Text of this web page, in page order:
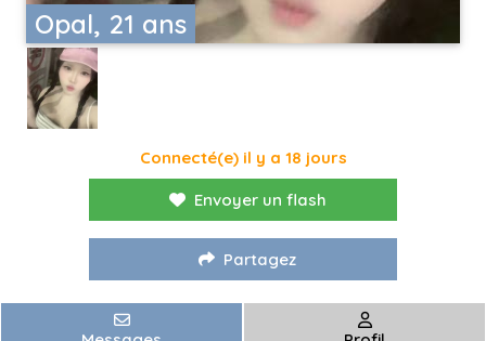
Opal, 21 ans
Connecté(e) il y a 18 jours
Envoyer un flash
Partagez